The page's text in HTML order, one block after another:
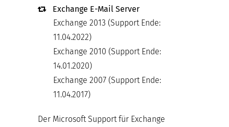
Exchange E-Mail Server
Exchange 2013 (Support Ende:
11.04.2022)
Exchange 2010 (Support Ende:
14.01.2020)
Exchange 2007 (Support Ende:
11.04.2017)
Der Microsoft Support für Exchange